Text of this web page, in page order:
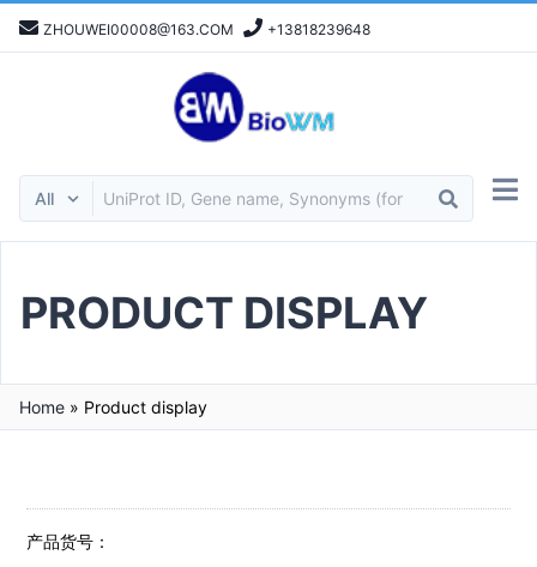
ZHOUWEI00008@163.COM +13818239648
PRODUCT DISPLAY
Home » Product display
产品货号：